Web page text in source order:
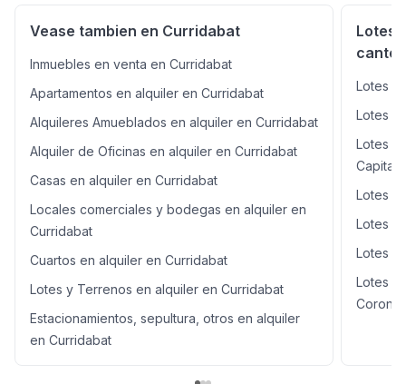
metros de Mc Donalds, de la BMW, de Starbucks, frente
a Rostipollos, etc Gran oportunidad a un buen precio de
$10,000 mas IVA. Pida su cita hoy mismo y con gusto lo
llevamos a conocer esta magnífica propiedad, nueva en
el mercado.
Vease tambien en Curridabat
Inmuebles en venta en Curridabat
Apartamentos en alquiler en Curridabat
Alquileres Amueblados en alquiler en Curridabat
Alquiler de Oficinas en alquiler en Curridabat
Casas en alquiler en Curridabat
Locales comerciales y bodegas en alquiler en
Curridabat
Cuartos en alquiler en Curridabat
Lotes y Terrenos en alquiler en Curridabat
Estacionamientos, sepultura, otros en alquiler
en Curridabat
Lotes
Lotes y
Lotes y
Lotes y
Capital
Lotes y
Lotes y
Lotes y
Lotes y